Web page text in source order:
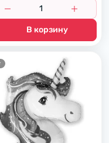
В корзину